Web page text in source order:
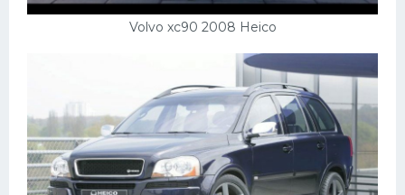
Volvo xc90 2008 Heico